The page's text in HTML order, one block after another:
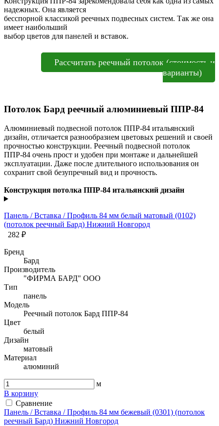
надежных. Она является
бесспорной классикой реечных подвесных систем. Так же она
имеет наибольший
выбор цветов для панелей и вставок.
Рассчитать реечный потолок (стоимость и
варианты)
Потолок Бард реечный алюминиевый ППР-84
Алюминиевый подвесной потолок ППР-84 итальянский
дизайн, отличается разнообразием цветовых решений и своей
прочностью конструкции. Реечный подвесной потолок
ППР-84 очень прост и удобен при монтаже и дальнейшей
эксплуатации. Даже после длительного использования он
сохранит свой безупречный вид и прочность.
Конструкция потолка ППР-84 итальянский дизайн
Панель / Вставка / Профиль 84 мм белый матовый (0102)
(потолок реечный Бард) Нижний Новгород
282 ₽
Бренд
Бард
Производитель
"ФИРМА БАРД" ООО
Тип
панель
Модель
Реечный потолок Бард ППР-84
Цвет
белый
Дизайн
матовый
Материал
алюминий
м
В корзину
Сравнение
Панель / Вставка / Профиль 84 мм бежевый (0301) (потолок
реечный Бард) Нижний Новгород